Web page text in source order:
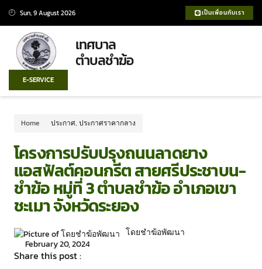
Sun, 9 August 2026 เป็นเพื่อนกับเรา
เทศบาล
ตำบลชำฆ้อ
E-SERVICE
Home ประกาศ, ประกาศราคากลาง
โครงการปรับปรุงถนนลาดยาง
แอสฟัลต์คอนกรีต สายศรีประชาบน-
ชำฆ้อ หมู่ที่ 3 ตำบลชำฆ้อ อำเภอเขา
ชะเมา จังหวัดระยอง
โดยชำฆ้อพัฒนา
February 20, 2024
Share this post :